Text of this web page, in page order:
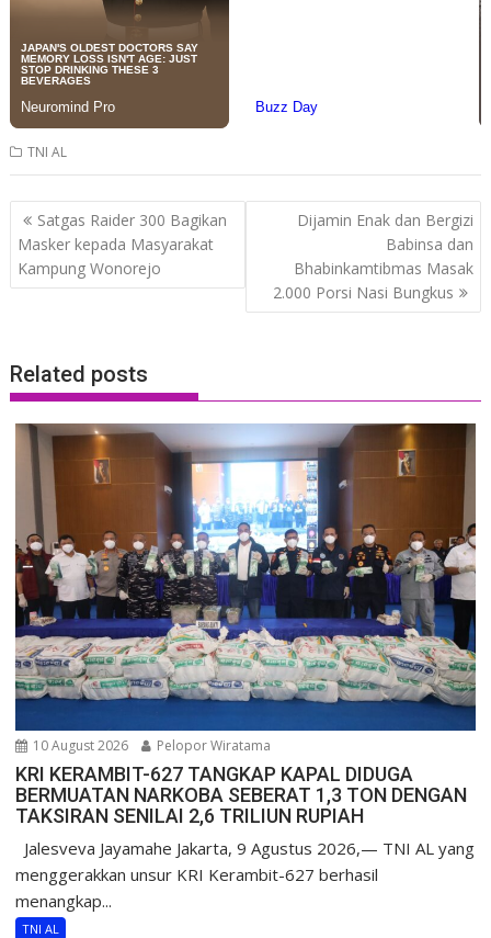
TNI AL
Post
navigation
Satgas Raider 300 Bagikan
Masker kepada Masyarakat
Kampung Wonorejo
Dijamin Enak dan Bergizi
Babinsa dan
Bhabinkamtibmas Masak
2.000 Porsi Nasi Bungkus
Related posts
10 August 2026 Pelopor Wiratama
KRI KERAMBIT-627 TANGKAP KAPAL DIDUGA
BERMUATAN NARKOBA SEBERAT 1,3 TON DENGAN
TAKSIRAN SENILAI 2,6 TRILIUN RUPIAH
Jalesveva Jayamahe Jakarta, 9 Agustus 2026,— TNI AL yang
menggerakkan unsur KRI Kerambit-627 berhasil
menangkap...
TNI AL